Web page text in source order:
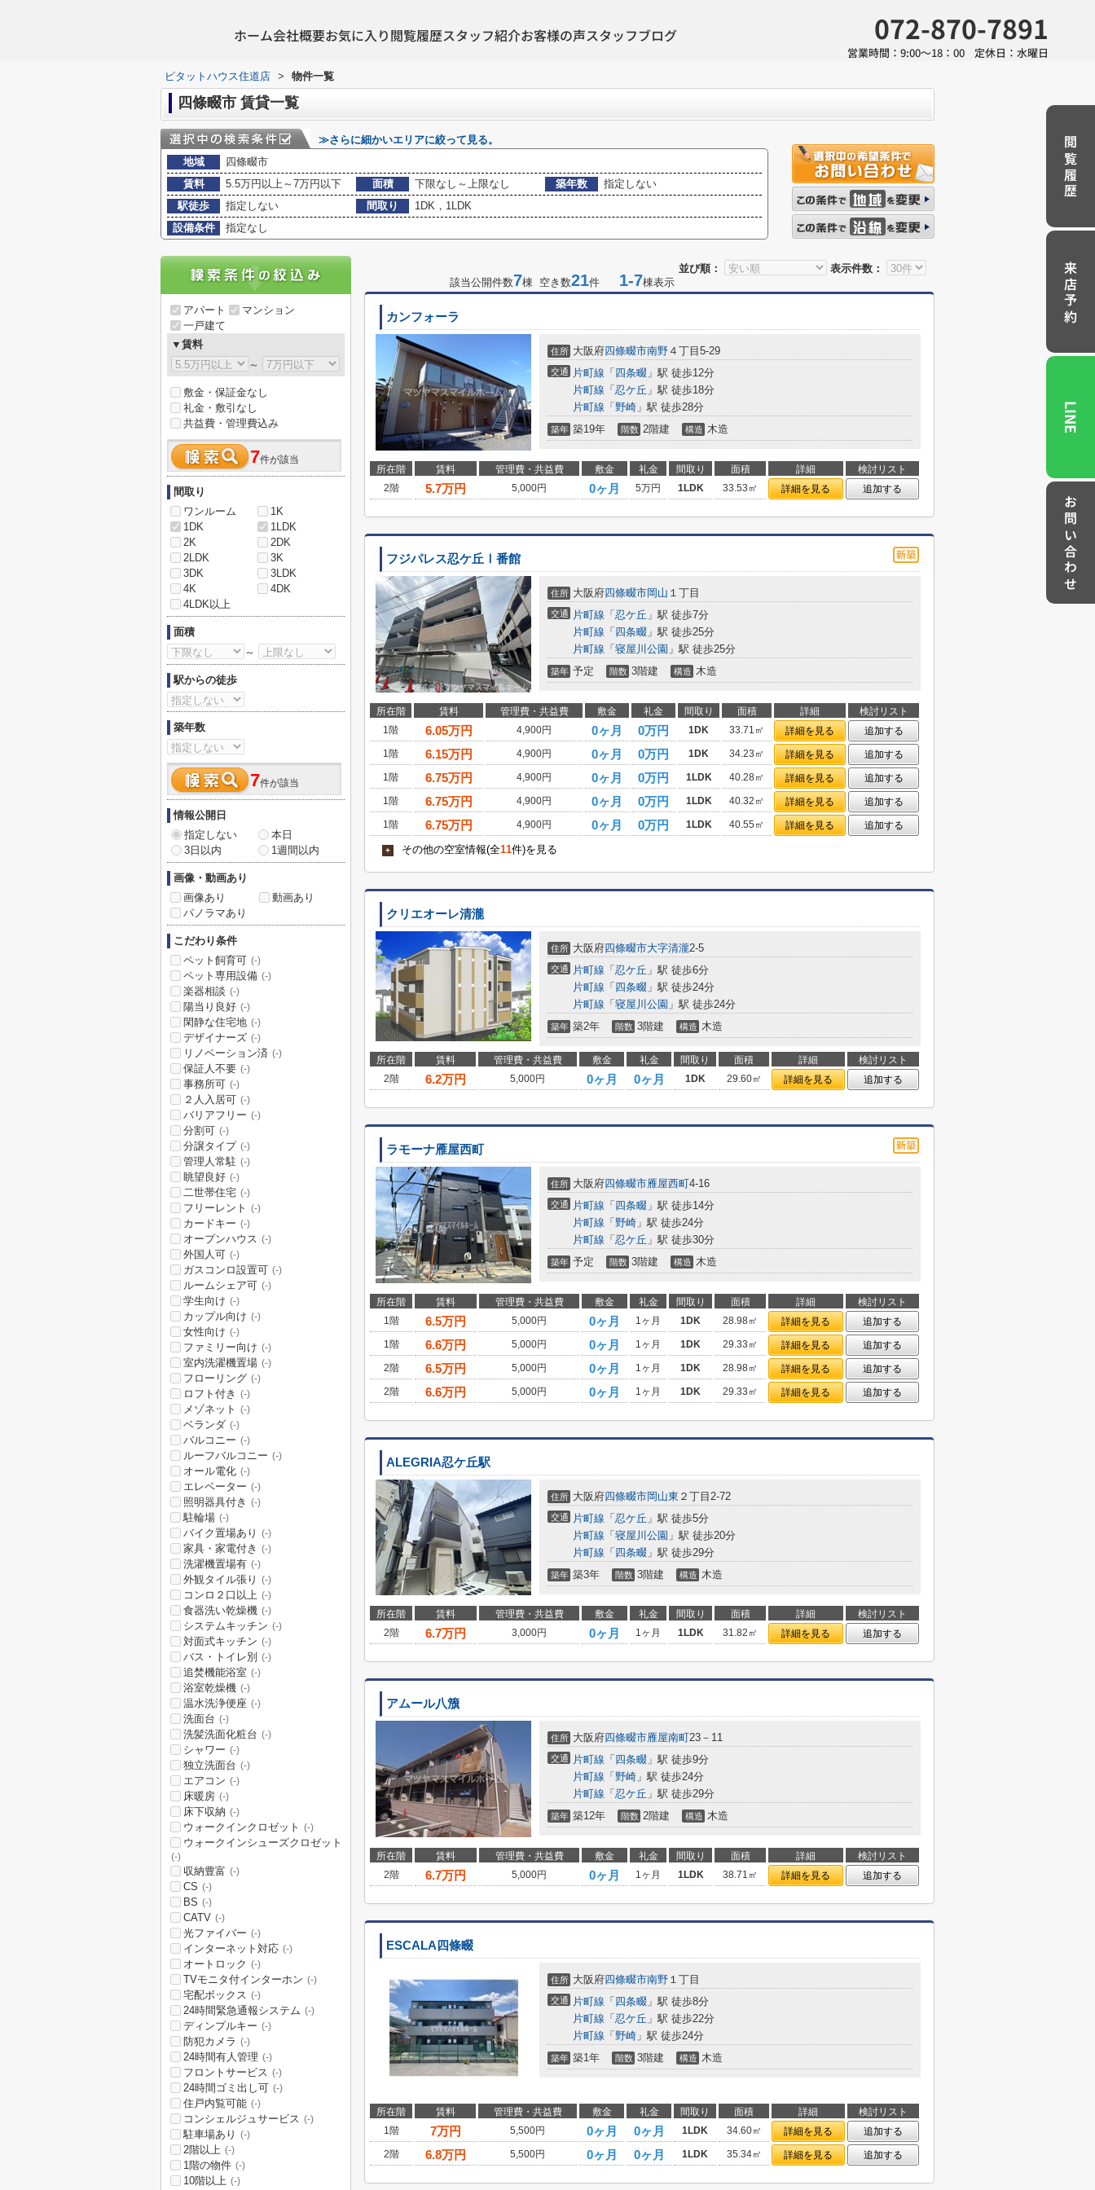
ホーム会社概要お気に入り閲覧履歴スタッフ紹介お客様の声スタッフブログ 072-870-7891
営業時間： 9:00～18：00 定休日： 水曜日
閲覧履歴
来店予約
LINE
お問い合わせ
ピタットハウス住道店 > 物件一覧
四條畷市 賃貸一覧
≫さらに細かいエリアに絞って見る。
地域
四條畷市
賃料
5.5万円以上～7万円以下 面積 下限なし～上限なし 築年数
指定しない
駅徒歩
指定しない 間取り
1DK，1LDK
設備条件
指定なし
並び順：
表示件数：
該当公開件数7棟 空き数21件 1-7棟表示
カンフォーラ
住所 大阪府四條畷市南野 ４丁目5-29
交通 片町線 「 四条畷 」駅 徒歩12分
片町線 「 忍ケ丘 」駅 徒歩18分
片町線 「 野崎 」駅 徒歩28分
築年 築19年 階数 2階建 構造 木造
所在階 賃料 管理費・共益費 敷金 礼金 間取り 面積 詳細
検討リスト
2階
5.7万円 5,000円 0ヶ月 5万円 1LDK 33.53㎡ 詳細を見る 追加する
フジパレス忍ケ丘Ⅰ番館
住所 大阪府四條畷市岡山 １丁目
交通 片町線 「 忍ケ丘 」駅 徒歩7分
片町線 「 四条畷 」駅 徒歩25分
片町線 「 寝屋川公園 」駅 徒歩25分
築年 予定 階数 3階建 構造 木造
所在階 賃料 管理費・共益費 敷金 礼金 間取り 面積 詳細
検討リスト
1階
6.05万円 4,900円 0ヶ月 0万円 1DK 33.71㎡ 詳細を見る
追加する
1階
6.15万円 4,900円 0ヶ月 0万円 1DK 34.23㎡ 詳細を見る
追加する
1階
6.75万円 4,900円 0ヶ月 0万円 1LDK 40.28㎡ 詳細を見る
追加する
1階
6.75万円 4,900円 0ヶ月 0万円 1LDK 40.32㎡ 詳細を見る
追加する
1階
6.75万円 4,900円 0ヶ月 0万円 1LDK 40.55㎡ 詳細を見る 追加する
+ その他の空室情報(全11件)を見る
クリエオーレ清瀧
住所 大阪府四條畷市大字清瀧2-5
交通 片町線 「 忍ケ丘 」駅 徒歩6分
片町線 「 四条畷 」駅 徒歩24分
片町線 「 寝屋川公園 」駅 徒歩24分
築年 築2年 階数 3階建 構造 木造
所在階 賃料 管理費・共益費 敷金 礼金 間取り 面積 詳細
検討リスト
2階
6.2万円 5,000円 0ヶ月 0ヶ月 1DK 29.60㎡ 詳細を見る 追加する
ラモーナ雁屋西町
住所 大阪府四條畷市雁屋西町4-16
交通 片町線 「 四条畷 」駅 徒歩14分
片町線 「 野崎 」駅 徒歩24分
片町線 「 忍ケ丘 」駅 徒歩30分
築年 予定 階数 3階建 構造 木造
所在階 賃料 管理費・共益費 敷金 礼金 間取り 面積 詳細
検討リスト
1階
6.5万円 5,000円 0ヶ月 1ヶ月 1DK 28.98㎡ 詳細を見る
追加する
1階
6.6万円 5,000円 0ヶ月 1ヶ月 1DK 29.33㎡ 詳細を見る
追加する
2階
6.5万円 5,000円 0ヶ月 1ヶ月 1DK 28.98㎡ 詳細を見る
追加する
2階
6.6万円 5,000円 0ヶ月 1ヶ月 1DK 29.33㎡ 詳細を見る 追加する
ALEGRIA忍ケ丘駅
住所 大阪府四條畷市岡山東 ２丁目2-72
交通 片町線 「 忍ケ丘 」駅 徒歩5分
片町線 「 寝屋川公園 」駅 徒歩20分
片町線 「 四条畷 」駅 徒歩29分
築年 築3年 階数 3階建 構造 木造
所在階 賃料 管理費・共益費 敷金 礼金 間取り 面積 詳細
検討リスト
2階
6.7万円 3,000円 0ヶ月 1ヶ月 1LDK 31.82㎡ 詳細を見る 追加する
アムール八籏
住所 大阪府四條畷市雁屋南町23－11
交通 片町線 「 四条畷 」駅 徒歩9分
片町線 「 野崎 」駅 徒歩24分
片町線 「 忍ケ丘 」駅 徒歩29分
築年 築12年 階数 2階建 構造 木造
所在階 賃料 管理費・共益費 敷金 礼金 間取り 面積 詳細
検討リスト
2階
6.7万円 5,000円 0ヶ月 1ヶ月 1LDK 38.71㎡ 詳細を見る 追加する
ESCALA四條畷
住所 大阪府四條畷市南野 １丁目
交通 片町線 「 四条畷 」駅 徒歩8分
片町線 「 忍ケ丘 」駅 徒歩22分
片町線 「 野崎 」駅 徒歩24分
築年 築1年 階数 3階建 構造 木造
所在階 賃料 管理費・共益費 敷金 礼金 間取り 面積 詳細
検討リスト
1階
7万円 5,500円 0ヶ月 0ヶ月 1LDK 34.60㎡ 詳細を見る
追加する
2階
6.8万円 5,500円 0ヶ月 0ヶ月 1LDK 35.34㎡ 詳細を見る 追加する
アパート
マンション
一戸建て
▼賃料
～
敷金・保証金なし
礼金・敷引なし
共益費・管理費込み
7件が該当
間取り
ワンルーム
1K
1DK
1LDK
2K
2DK
2LDK
3K
3DK
3LDK
4K
4DK
4LDK以上
面積
～
駅からの徒歩
築年数
7件が該当
情報公開日
指定しない
本日
3日以内
1週間以内
画像・動画あり
画像あり
動画あり
パノラマあり
こだわり条件
ペット飼育可 (-)
ペット専用設備 (-)
楽器相談 (-)
陽当り良好 (-)
閑静な住宅地 (-)
デザイナーズ (-)
リノベーション済 (-)
保証人不要 (-)
事務所可 (-)
２人入居可 (-)
バリアフリー (-)
分割可 (-)
分譲タイプ (-)
管理人常駐 (-)
眺望良好 (-)
二世帯住宅 (-)
フリーレント (-)
カードキー (-)
オープンハウス (-)
外国人可 (-)
ガスコンロ設置可 (-)
ルームシェア可 (-)
学生向け (-)
カップル向け (-)
女性向け (-)
ファミリー向け (-)
室内洗濯機置場 (-)
フローリング (-)
ロフト付き (-)
メゾネット (-)
ベランダ (-)
バルコニー (-)
ルーフバルコニー (-)
オール電化 (-)
エレベーター (-)
照明器具付き (-)
駐輪場 (-)
バイク置場あり (-)
家具・家電付き (-)
洗濯機置場有 (-)
外観タイル張り (-)
コンロ２口以上 (-)
食器洗い乾燥機 (-)
システムキッチン (-)
対面式キッチン (-)
バス・トイレ別 (-)
追焚機能浴室 (-)
浴室乾燥機 (-)
温水洗浄便座 (-)
洗面台 (-)
洗髪洗面化粧台 (-)
シャワー (-)
独立洗面台 (-)
エアコン (-)
床暖房 (-)
床下収納 (-)
ウォークインクロゼット (-)
ウォークインシューズクロゼット
(-)
収納豊富 (-)
CS (-)
BS (-)
CATV (-)
光ファイバー (-)
インターネット対応 (-)
オートロック (-)
TVモニタ付インターホン (-)
宅配ボックス (-)
24時間緊急通報システム (-)
ディンプルキー (-)
防犯カメラ (-)
24時間有人管理 (-)
フロントサービス (-)
24時間ゴミ出し可 (-)
住戸内覧可能 (-)
コンシェルジュサービス (-)
駐車場あり (-)
2階以上 (-)
1階の物件 (-)
10階以上 (-)